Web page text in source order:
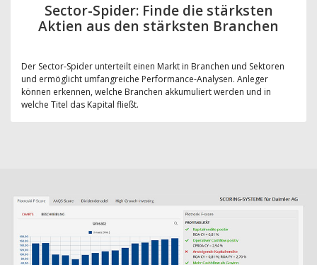
Sector-Spider: Finde die stärksten
Aktien aus den stärksten Branchen
Der Sector-Spider unterteilt einen Markt in Branchen und Sektoren
und ermöglicht umfangreiche Performance-Analysen. Anleger
können erkennen, welche Branchen akkumuliert werden und in
welche Titel das Kapital fließt.